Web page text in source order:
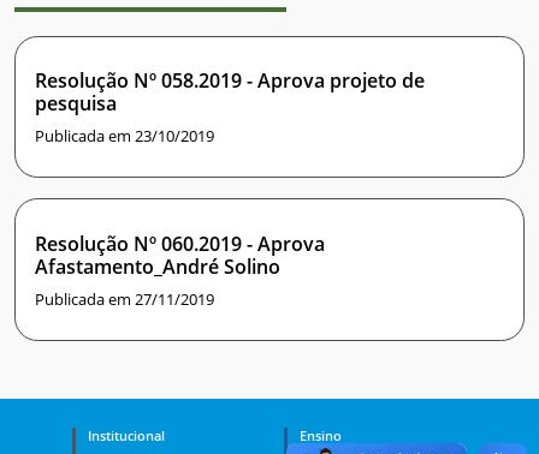
Resolução Nº 058.2019 - Aprova projeto de
pesquisa
Publicada em 23/10/2019
Resolução Nº 060.2019 - Aprova
Afastamento_André Solino
Publicada em 27/11/2019
Institucional
Ensino